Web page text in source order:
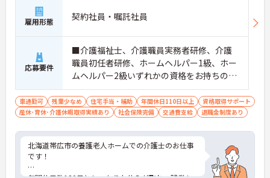
雇用形態 契約社員・嘱託社員
応募要件
■介護福祉士、介護職員実務者研修、介護
職員初任者研修、ホームヘルパー1級、ホー
ムヘルパー2級いずれかの資格をお持ちの方
※無資格・未経験応相談
車通勤可 残業少なめ 住宅手当・補助 年間休日110日以上
資格取得サポート
産休･育休･介護休暇取得実績あり
社会保険完備 交通費支給 退職金制度あり
北海道帯広市の養護老人ホームでの介護士のお仕事
です！